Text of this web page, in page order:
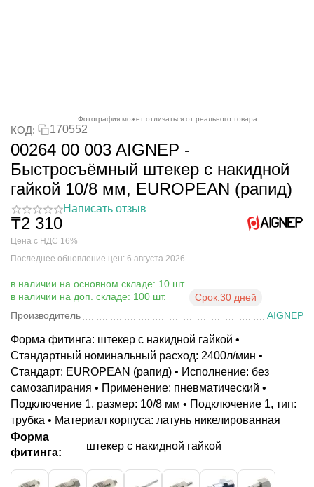
Фотография может отличаться от реального товара
КОД: 170552
00264 00 003 AIGNEP -
Быстросъёмный штекер с накидной
гайкой 10/8 мм, EUROPEAN (рапид)
Написать отзыв
₸2 310
Цена с НДС 16%
Последнее обновление цен: 6 августа 2026
в наличии на основном складе: 10 шт.
в наличии на доп. складе: 100 шт.
Срок:30 дней
Производитель
AIGNEP
Форма фитинга: штекер с накидной гайкой •
Стандартный номинальный расход: 2400л/мин •
Стандарт: EUROPEAN (рапид) • Исполнение: без
самозапирания • Применение: пневматический •
Подключение 1, размер: 10/8 мм • Подключение 1, тип:
трубка • Материал корпуса: латунь никелированная
Форма
фитинга:
штекер с накидной гайкой